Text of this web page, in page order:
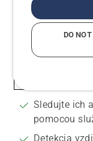
údržbu
účinne
Zvládnu
Sledujte ich
pomocou
Detekcia
DO